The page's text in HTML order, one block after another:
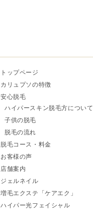
トップページ
カリュプソの特徴
安心脱毛
ハイパースキン脱毛方について
子供の脱毛
脱毛の流れ
脱毛コース・料金
お客様の声
店舗案内
ジェルネイル
増毛エクステ「ケアエク」
ハイパー光フェイシャル